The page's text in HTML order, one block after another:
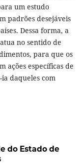
um estudo
padrões desejáveis
Dessa forma, a
no sentido de
para que os
ações específicas de
daqueles com
do Estado de